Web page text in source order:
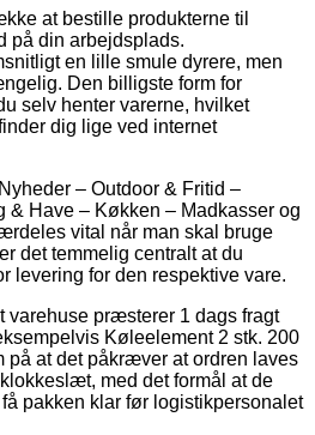
at bestille produkterne til
på din arbejdsplads.
en lille smule dyrere, men
Den billigste form for
selv henter varerne, hvilket
dig lige ved internet
– Outdoor & Fritid –
& Have – Køkken – Madkasser og
vital når man skal bruge
det temmelig centralt at du
levering for den respektive vare.
varehuse præsterer 1 dags fragt
Køleelement 2 stk. 200
at det påkræver at ordren laves
med det formål at de
pakken klar før logistikpersonalet